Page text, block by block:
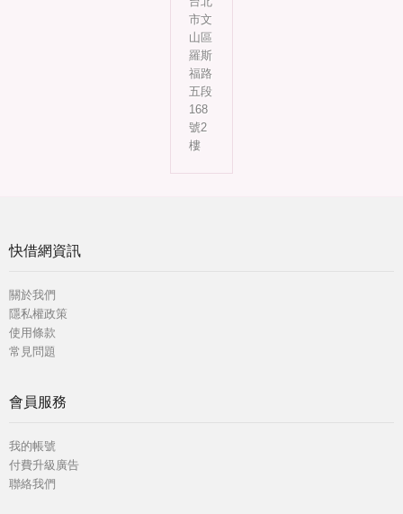
市文
山區
羅斯
福路
五段
168
號2
樓
快借網資訊
關於我們
隱私權政策
使用條款
常見問題
會員服務
我的帳號
付費升級廣告
聯絡我們